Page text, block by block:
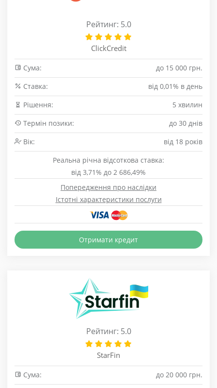
Рейтинг: 5.0
ClickCredit
Сума:
до 15 000 грн.
Cтавка:
від 0,01% в день
Рішення:
5 хвилин
Термін позики:
до 30 днів
Вік:
від 18 років
Реальна річна відсоткова ставка:
від 3,71% до 2 686,49%
Попередження про наслідки
Істотні характеристики послуги
Отримати кредит
Рейтинг: 5.0
StarFin
Сума:
до 20 000 грн.